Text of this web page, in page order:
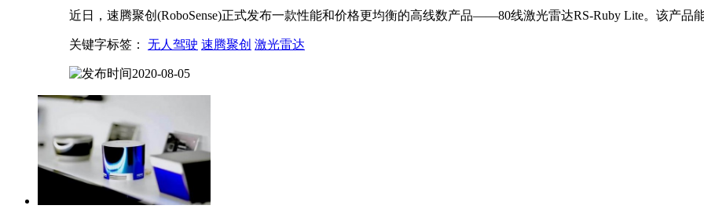
近日，速腾聚创(RoboSense)正式发布一款性能和价格更均衡的高线数产品——80线激光雷达RS-Ruby Lite。该产品
关键字标签： 无人驾驶 速腾聚创 激光雷达
2020-08-05